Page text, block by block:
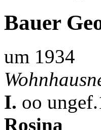
Bauer
um 1934
I. oo
Rosina